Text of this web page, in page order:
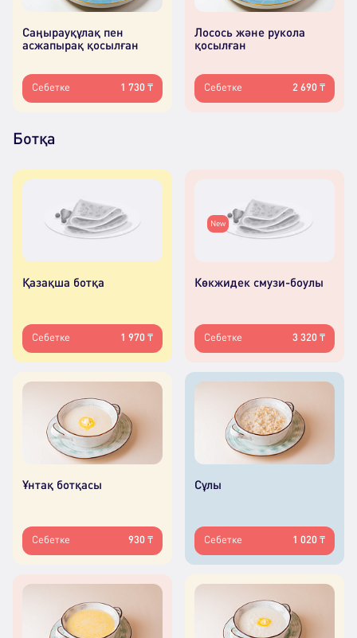
Саңырауқұлақ пен
асжапырақ қосылған
Себетке 1 730 ₸
Лосось және рукола
қосылған
Себетке 2 690 ₸
Ботқа
Қазақша ботқа
Себетке 1 970 ₸
New
Көкжидек смузи-боулы
Себетке 3 320 ₸
Ұнтақ ботқасы
Себетке 930 ₸
Сұлы
Себетке 1 020 ₸